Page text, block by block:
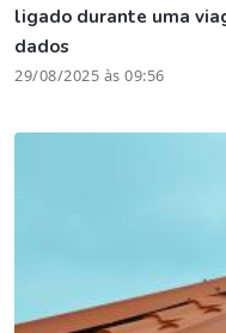
ligado durante uma
dados
29/08/2025 às 09:56